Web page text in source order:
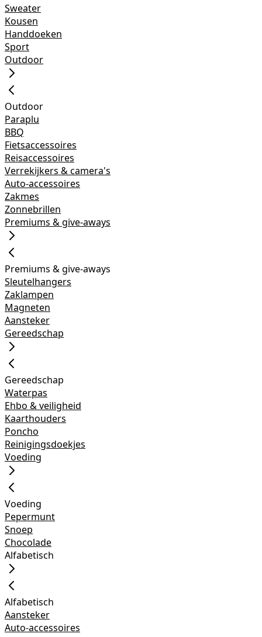
Sweater
Kousen
Handdoeken
Sport
Outdoor
Outdoor
Paraplu
BBQ
Fietsaccessoires
Reisaccessoires
Verrekijkers & camera's
Auto-accessoires
Zakmes
Zonnebrillen
Premiums & give-aways
Premiums & give-aways
Sleutelhangers
Zaklampen
Magneten
Aansteker
Gereedschap
Gereedschap
Waterpas
Ehbo & veiligheid
Kaarthouders
Poncho
Reinigingsdoekjes
Voeding
Voeding
Pepermunt
Snoep
Chocolade
Alfabetisch
Alfabetisch
Aansteker
Auto-accessoires